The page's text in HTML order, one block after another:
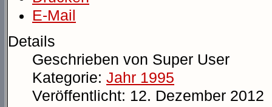
E-Mail
Details
Geschrieben von Super User
Kategorie: Jahr 1995
Veröffentlicht: 12. Dezember 2012